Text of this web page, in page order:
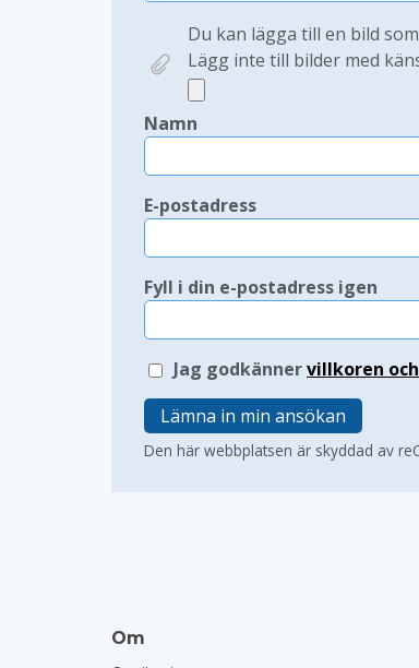
Du kan lägga till en bild
Lägg inte till bilder med
Namn
E-postadress
Fyll i din e-postadress igen
Jag godkännervillkoren
Lämna in min ansökan
Den här webbplatsen är skyddad av
Om